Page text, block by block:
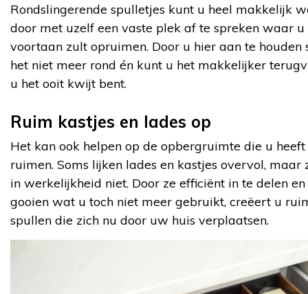
Rondslingerende spulletjes kunt u heel makkelijk
door met uzelf een vaste plek af te spreken waar u
voortaan zult opruimen. Door u hier aan te houden
het niet meer rond én kunt u het makkelijker
u het ooit kwijt bent.
Ruim kastjes en lades op
Het kan ook helpen op de opbergruimte die u
ruimen. Soms lijken lades en kastjes overvol, maar
in werkelijkheid niet. Door ze efficiënt in te delen
gooien wat u toch niet meer gebruikt, creëert u
spullen die zich nu door uw huis verplaatsen.